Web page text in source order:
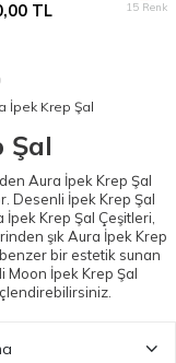
TL 15 Renk
İpek Krep Şal
Şal
Aura İpek Krep Şal
Desenli İpek Krep Şal
Krep Şal Çeşitleri,
şık Aura İpek Krep
bir estetik sunan
Moon İpek Krep Şal